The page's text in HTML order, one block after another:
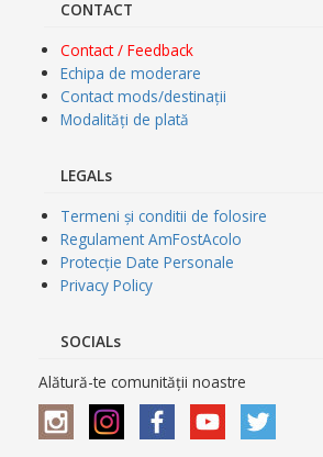
CONTACT
Contact / Feedback
Echipa de moderare
Contact mods/destinații
Modalități de plată
LEGALs
Termeni și conditii de folosire
Regulament AmFostAcolo
Protecție Date Personale
Privacy Policy
SOCIALs
Alătură-te comunității noastre